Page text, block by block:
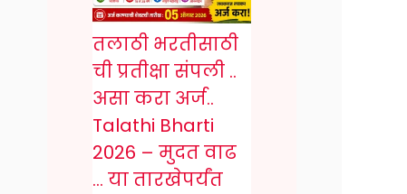
तलाठी भरतीसाठी
ची प्रतीक्षा संपली ..
असा करा अर्ज..
Talathi Bharti
2026 – मुदत वाढ
… या तारखेपर्यंत